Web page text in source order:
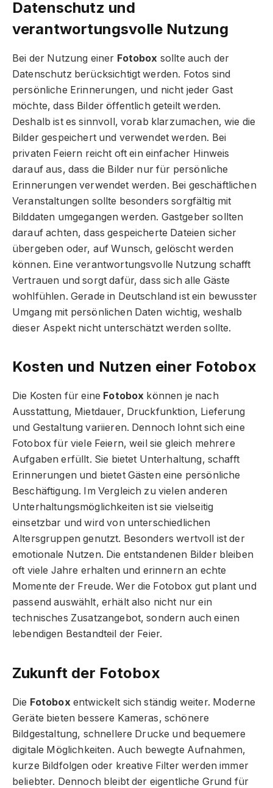
Datenschutz und
verantwortungsvolle Nutzung
Bei der Nutzung einer Fotobox sollte auch der
Datenschutz berücksichtigt werden. Fotos sind
persönliche Erinnerungen, und nicht jeder Gast
möchte, dass Bilder öffentlich geteilt werden.
Deshalb ist es sinnvoll, vorab klarzumachen, wie die
Bilder gespeichert und verwendet werden. Bei
privaten Feiern reicht oft ein einfacher Hinweis
darauf aus, dass die Bilder nur für persönliche
Erinnerungen verwendet werden. Bei geschäftlichen
Veranstaltungen sollte besonders sorgfältig mit
Bilddaten umgegangen werden. Gastgeber sollten
darauf achten, dass gespeicherte Dateien sicher
übergeben oder, auf Wunsch, gelöscht werden
können. Eine verantwortungsvolle Nutzung schafft
Vertrauen und sorgt dafür, dass sich alle Gäste
wohlfühlen. Gerade in Deutschland ist ein bewusster
Umgang mit persönlichen Daten wichtig, weshalb
dieser Aspekt nicht unterschätzt werden sollte.
Kosten und Nutzen einer Fotobox
Die Kosten für eine Fotobox können je nach
Ausstattung, Mietdauer, Druckfunktion, Lieferung
und Gestaltung variieren. Dennoch lohnt sich eine
Fotobox für viele Feiern, weil sie gleich mehrere
Aufgaben erfüllt. Sie bietet Unterhaltung, schafft
Erinnerungen und bietet Gästen eine persönliche
Beschäftigung. Im Vergleich zu vielen anderen
Unterhaltungsmöglichkeiten ist sie vielseitig
einsetzbar und wird von unterschiedlichen
Altersgruppen genutzt. Besonders wertvoll ist der
emotionale Nutzen. Die entstandenen Bilder bleiben
oft viele Jahre erhalten und erinnern an echte
Momente der Freude. Wer die Fotobox gut plant und
passend auswählt, erhält also nicht nur ein
technisches Zusatzangebot, sondern auch einen
lebendigen Bestandteil der Feier.
Zukunft der Fotobox
Die Fotobox entwickelt sich ständig weiter. Moderne
Geräte bieten bessere Kameras, schönere
Bildgestaltung, schnellere Drucke und bequemere
digitale Möglichkeiten. Auch bewegte Aufnahmen,
kurze Bildfolgen oder kreative Filter werden immer
beliebter. Dennoch bleibt der eigentliche Grund für